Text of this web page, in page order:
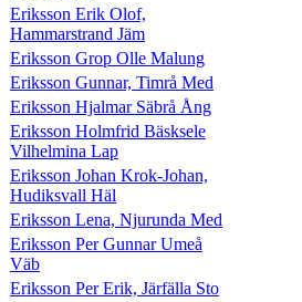
Eriksson Erik Olof,
Hammarstrand Jäm
Eriksson Grop Olle Malung
Eriksson Gunnar, Timrå Med
Eriksson Hjalmar Säbrå Ång
Eriksson Holmfrid Bäsksele
Vilhelmina Lap
Eriksson Johan Krok-Johan,
Hudiksvall Häl
Eriksson Lena, Njurunda Med
Eriksson Per Gunnar Umeå
Väb
Eriksson Per Erik, Järfälla Sto